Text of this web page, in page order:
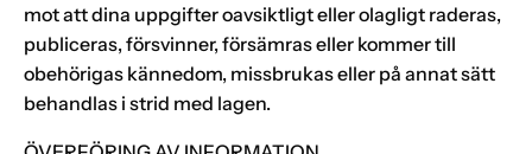
mot att dina uppgifter oavsiktligt eller olagligt raderas,
publiceras, försvinner, försämras eller kommer till
obehörigas kännedom, missbrukas eller på annat sätt
behandlas i strid med lagen.